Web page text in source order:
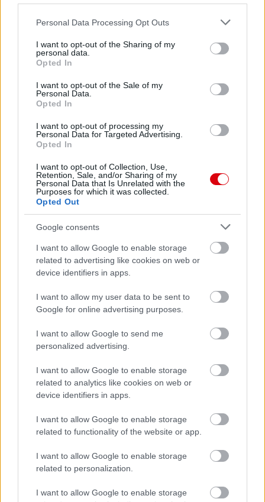
Please note that this website/app uses one or more Google
not limited to your visit or usage behaviour. You may click to
grant or deny consent to Google and its third-party tags to
use your data for below specified purposes in below Google
consent section.
Personal Data Processing Opt Outs
I want to opt-out of the Sharing of my
personal data.
Opted In
I want to opt-out of the Sale of my
Personal Data.
Opted In
I want to opt-out of processing my
Personal Data for Targeted Advertising.
Opted In
I want to opt-out of Collection, Use,
Retention, Sale, and/or Sharing of my
Personal Data that Is Unrelated with the
Purposes for which it was collected.
Opted Out
Google consents
I want to allow Google to enable storage
related to advertising like cookies on web or
device identifiers in apps.
I want to allow my user data to be sent to
Google for online advertising purposes.
I want to allow Google to send me
personalized advertising.
I want to allow Google to enable storage
related to analytics like cookies on web or
device identifiers in apps.
I want to allow Google to enable storage
related to functionality of the website or app.
I want to allow Google to enable storage
related to personalization.
I want to allow Google to enable storage
Meccs Center
Paris Saint-Germainvs
Manchester United
Felkészülési szezon 4. mérkőzés
Nya Ullevi, Göteborg
0 nap 20 óra 42 perc 50 másodperc
Leeds Unitedvs Manchester United2026-08-12 20:30
ELŐZŐ MÉRKŐZÉSEK